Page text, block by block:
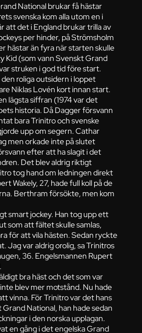
National brukar få hästar
svenska kom alla utom en i
att det i England brukar trilla av
per hinder, på Strömsholm
hästar än fyra när starten skulle
Kid (som vann Svenskt Grand
struken i god tid före start.
roliga outsidern i loppet
Niklas Lovén kort innan start.
lägsta siffran (1974 var det
historia. Då Dagger försvann
bara Trinitro och svenske
upp om segern. Cathar
men orkade inte på slutet
efter att ha slagit i det
Det blev aldrig riktigt
tog hand om ledningen direkt
Wakely, 27, hade full koll på de
Berthram försökte, men kom
smart jockey. Han tog upp ett
som att fältet skulle samlas,
för att vila hästen. Sedan ryckte
Jag var aldrig orolig, sa Trinitros
36. Engelsmannen Rupert
bra häst och det som var
blev mer motstånd. Nu hade
vinna. För Trinitro var det hans
National, han hade sedan
i den norska upplagan.
en gång i det engelska Grand